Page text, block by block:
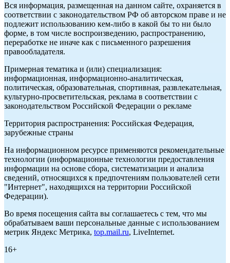
Вся информация, размещенная на данном сайте, охраняется в
соответствии с законодательством РФ об авторском праве и не
подлежит использованию кем-либо в какой бы то ни было
форме, в том числе воспроизведению, распространению,
переработке не иначе как с письменного разрешения
правообладателя.
Примерная тематика и (или) специализация:
информационная, информационно-аналитическая,
политическая, образовательная, спортивная, развлекательная,
культурно-просветительская, реклама в соответствии с
законодательством Российской Федерации о рекламе
Территория распространения: Российская Федерация,
зарубежные страны
На информационном ресурсе применяются рекомендательные
технологии (информационные технологии предоставления
информации на основе сбора, систематизации и анализа
сведений, относящихся к предпочтениям пользователей сети
"Интернет", находящихся на территории Российской
Федерации).
Во время посещения сайта вы соглашаетесь с тем, что мы
обрабатываем ваши персональные данные с использованием
метрик Яндекс Метрика, top.mail.ru, LiveInternet.
16+